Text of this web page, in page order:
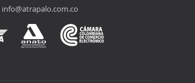
info@atrapalo.com.co